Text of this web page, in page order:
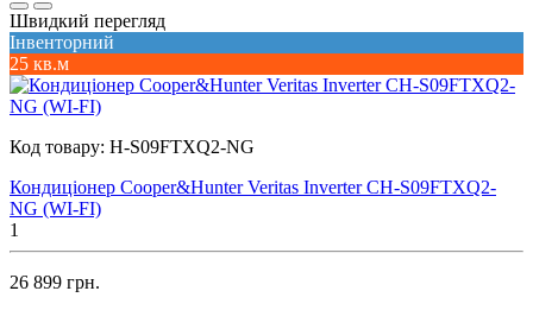
Швидкий перегляд
Інвенторний
25 кв.м
Код товару: H-S09FTXQ2-NG
Кондиціонер Cooper&Hunter Veritas Inverter CH-S09FTXQ2-
NG (WI-FI)
1
26 899 грн.